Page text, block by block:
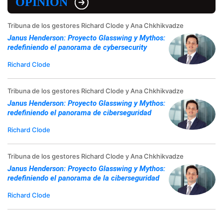
Tribuna de los gestores Richard Clode y Ana Chkhikvadze
Janus Henderson: Proyecto Glasswing y Mythos:
redefiniendo el panorama de cybersecurity
Richard Clode
Tribuna de los gestores Richard Clode y Ana Chkhikvadze
Janus Henderson: Proyecto Glasswing y Mythos:
redefiniendo el panorama de ciberseguridad
Richard Clode
Tribuna de los gestores Richard Clode y Ana Chkhikvadze
Janus Henderson: Proyecto Glasswing y Mythos:
redefiniendo el panorama de la ciberseguridad
Richard Clode